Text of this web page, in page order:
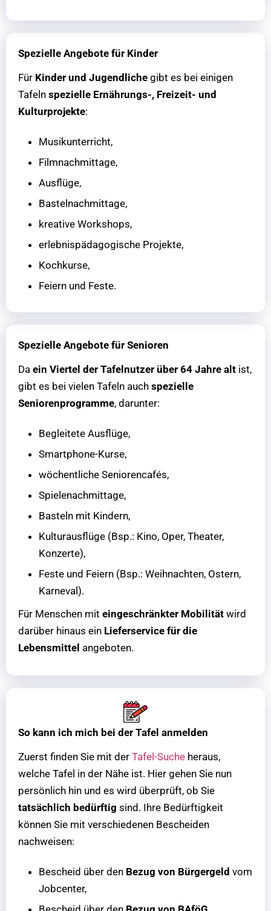
Spezielle Angebote für Kinder
Für Kinder und Jugendliche gibt es bei einigen
Tafeln spezielle Ernährungs-, Freizeit- und
Kulturprojekte:
Musikunterricht,
Filmnachmittage,
Ausflüge,
Bastelnachmittage,
kreative Workshops,
erlebnispädagogische Projekte,
Kochkurse,
Feiern und Feste.
Spezielle Angebote für Senioren
Da ein Viertel der Tafelnutzer über 64 Jahre alt ist,
gibt es bei vielen Tafeln auch spezielle
Seniorenprogramme, darunter:
Begleitete Ausflüge,
Smartphone-Kurse,
wöchentliche Seniorencafés,
Spielenachmittage,
Basteln mit Kindern,
Kulturausflüge (Bsp.: Kino, Oper, Theater,
Konzerte),
Feste und Feiern (Bsp.: Weihnachten, Ostern,
Karneval).
Für Menschen mit eingeschränkter Mobilität wird
darüber hinaus ein Lieferservice für die
Lebensmittel angeboten.
So kann ich mich bei der Tafel anmelden
Zuerst finden Sie mit der Tafel-Suche heraus,
welche Tafel in der Nähe ist. Hier gehen Sie nun
persönlich hin und es wird überprüft, ob Sie
tatsächlich bedürftig sind. Ihre Bedürftigkeit
können Sie mit verschiedenen Bescheiden
nachweisen:
Bescheid über den Bezug von Bürgergeld vom
Jobcenter,